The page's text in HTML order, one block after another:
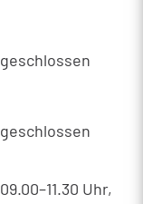
geschlossen
geschlossen
09.00–11.30 Uhr,